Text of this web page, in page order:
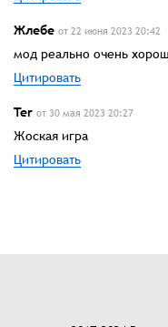
Жлебе от 22 июня 2023 20:42
мод реально очень
Цитировать
Ter от 30 мая 2023 20:27
Жоская игра
Цитировать